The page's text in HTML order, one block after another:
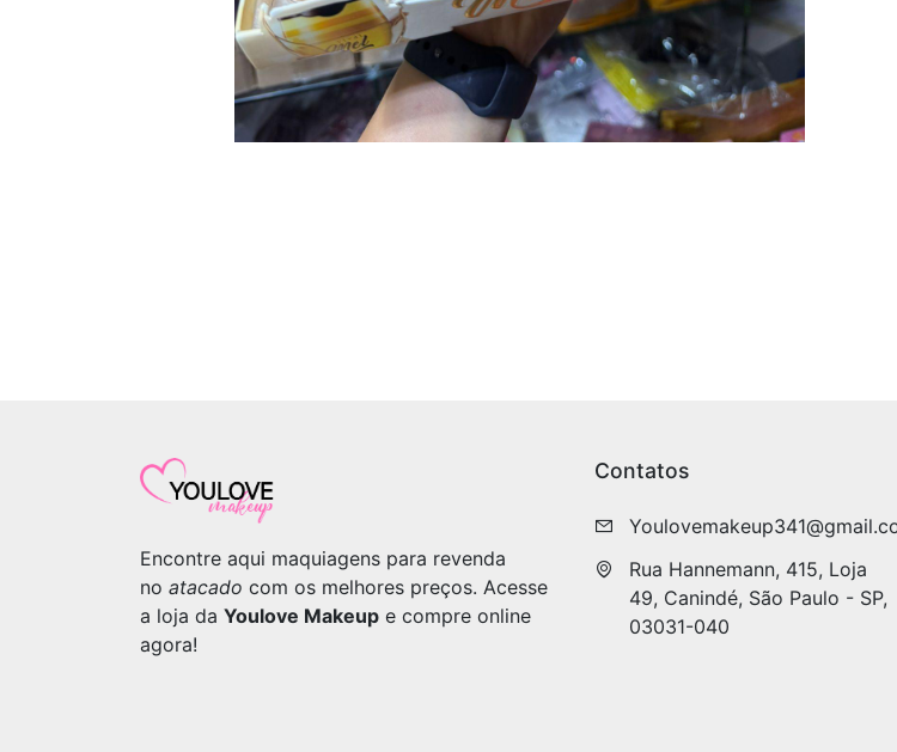
Encontre aqui maquiagens para revenda
no atacado com os melhores preços. Acesse
a loja da Youlove Makeup e compre online
agora!
Contatos
Rua Hannemann, 415, Loja
49, Canindé, São Paulo - SP,
03031-040